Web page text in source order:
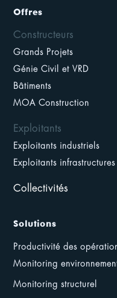
Offres
Constructeurs
Grands Projets
Génie Civil et VRD
Bâtiments
MOA Construction
Exploitants
Exploitants industriels
Exploitants
Collectivités
Solutions
Productivité des
Monitoring
Monitoring structurel